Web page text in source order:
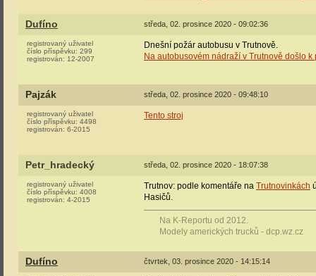
Dufíno středa, 02. prosince 2020 - 09:02:36
registrovaný uživatel
číslo příspěvku: 299
registrován: 12-2007
Dnešní požár autobusu v Trutnově.
Na autobusovém nádraží v Trutnově došlo
Pajzák středa, 02. prosince 2020 - 09:48:10
registrovaný uživatel
číslo příspěvku: 4498
registrován: 6-2015
Tento stroj
Petr_hradecký středa, 02. prosince 2020 - 18:07:38
registrovaný uživatel
číslo příspěvku: 4008
registrován: 4-2015
Trutnov: podle komentáře na Trutnovinkách
Hasičů.
Na K-Reportu od 2012.
Modely amerických trucků - dcp.wz.cz
Dufíno čtvrtek, 03. prosince 2020 - 14:15:14